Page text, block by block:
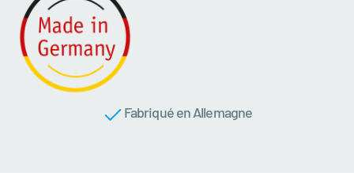
Fabriqué en Allemagne